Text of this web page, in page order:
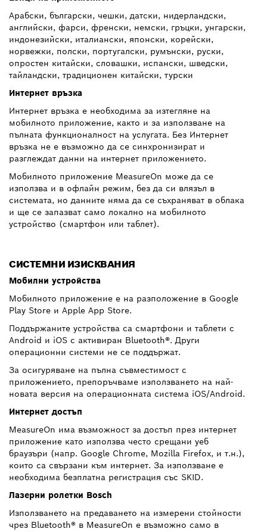
Арабски, български, чешки, датски, нидерландски,
английски, фарси, френски, немски, гръцки, унгарски,
индонезийски, италиански, японски, корейски,
норвежки, полски, португалски, румънски, руски,
опростен китайски, словашки, испански, шведски,
тайландски, традиционен китайски, турски
Интернет връзка
Интернет връзка е необходима за изтегляне на
мобилното приложение, както и за използване на
пълната функционалност на услугата. Без Интернет
връзка не е възможно да се синхронизират и
разглеждат данни на интернет приложението.
Мобилното приложение MeasureOn може да се
използва и в офлайн режим, без да си влязъл в
системата, но данните няма да се съхраняват в облака
и ще се запазват само локално на мобилното
устройство (смартфон или таблет).
СИСТЕМНИ ИЗИСКВАНИЯ
Мобилни устройства
Мобилното приложение е на разположение в Google
Play Store и Apple App Store.
Поддържаните устройства са смартфони и таблети с
Android и iOS с активиран Bluetooth®. Други
операционни системи не се поддържат.
За осигуряване на пълна съвместимост с
приложението, препоръчваме използването на най-
новата версия на операционната система iOS/Android.
Интернет достъп
MeasureOn има възможност за достъп през интернет
приложение като използва често срещани уеб
браузъри (напр. Google Chrome, Mozilla Firefox, и т.н.),
които са свързани към интернет. За използване е
необходима безплатна регистрация със SKID.
Лазерни ролетки Bosch
Използването на предаването на измерени стойности
чрез Bluetooth® в MeasureOn е възможно само в